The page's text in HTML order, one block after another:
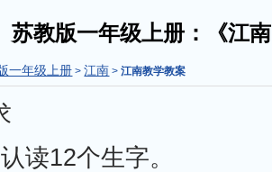
苏教版一年级上册：《江
一年级上册 >江南 >江南教学教案
读12个生字。